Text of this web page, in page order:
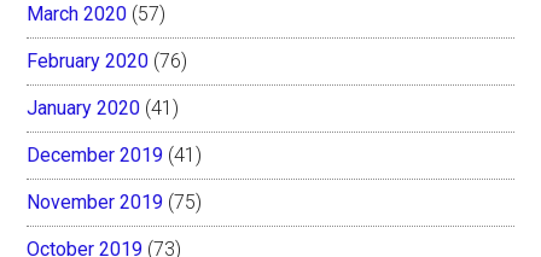
March 2020 (57)
February 2020 (76)
January 2020 (41)
December 2019 (41)
November 2019 (75)
October 2019 (73)